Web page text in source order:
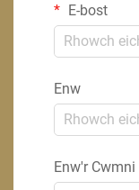
E-bost
Enw
Enw'r Cwmni